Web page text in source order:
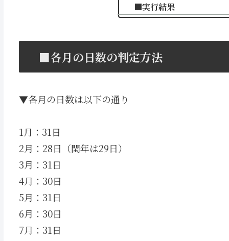
■実行結果
■各月の日数の判定方法
▼各月の日数は以下の通り
1月：31日
2月：28日（閏年は29日）
3月：31日
4月：30日
5月：31日
6月：30日
7月：31日